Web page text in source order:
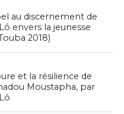
au discernement de
envers la jeunesse
2018)
et la résilience de
Moustapha, par